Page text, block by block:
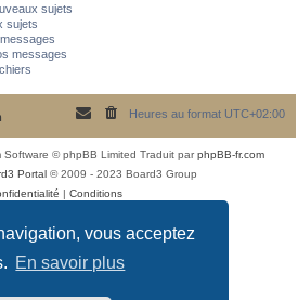
vous acceptez
En savoir plus
sujets
sujets
messages
Heures au format UTC+02:00
Software © phpBB Limited Traduit parphpBB-fr.com
Portal© 2009 - 2023 Board3 Group
| Conditions